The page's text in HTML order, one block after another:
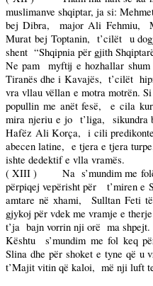
muslimanve shqiptar, ja si:
bej Dibra,
major Ali Fehmiu,
Murat bej Toptanin, t’cilët u
shent “Shqipnia për gjith
Ne pam
myftij e hozhallar
Tiranës dhe i Kavajës, t’cilët
vra vllau vëllan e motra motrën.
popullin me anët fesë,
e cila kur
mira njeriu e jo t’liga, sikundra
Hafëz Ali Korça, i cili predikonte
abecen latine, e tjera e tjera
ishte dedektif e vlla vramës.
( XIII )
Na s’mundim me
përpiqej vepërisht për
t’miren e
amtare në xhami,
Sulltan Feti
gjykoj për vdek me vramje e
t’ja bajn vorrin nji orë ma shpejt.
Kështu
s’mundim me fol keq
Slina dhe për shoket e tyne që u
t’Majit vitin që kaloi, më nji luft